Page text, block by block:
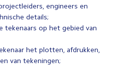
engineers en
details;
tekenaars op het gebied van
het plotten, afdrukken,
van tekeningen;